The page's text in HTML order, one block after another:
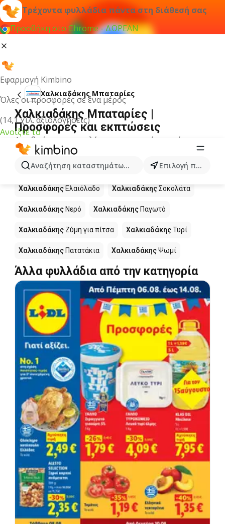
Τρέχοντα φυλλάδια πάντα στη διάθεσή σας
Προσθήκη στο Chrome - ΔΩΡΕΑΝ
Εφαρμογή Kimbino
Όλες οι προσφορές σε ένα μέρος
(14,1 χιλ. αξιολογήσεις)
Ανοίξτε το
Αναζήτηση καταστημάτων, κατηγοριών, προϊόντων...
Επιλογή πόλης
Χαλκιαδάκης Μπαταρίες
Χαλκιαδάκης Μπαταρίες |
Προσφορές και εκπτώσεις
Δεν βρήκαμε αποτελέσματα για αυτόν τον όρο.
Άλλα προϊόντα στα καταστήματα
Χαλκιαδάκης
Χαλκιαδάκης Ελαιόλαδο ΧαλκιαδάκηςΣοκολάτα
Χαλκιαδάκης Νερό Χαλκιαδάκης Παγωτό
Χαλκιαδάκης Ζύμη για πίτσα ΧαλκιαδάκηςΤυρί
Χαλκιαδάκης Πατατάκια ΧαλκιαδάκηςΨωμί
Άλλα φυλλάδια από την κατηγορία